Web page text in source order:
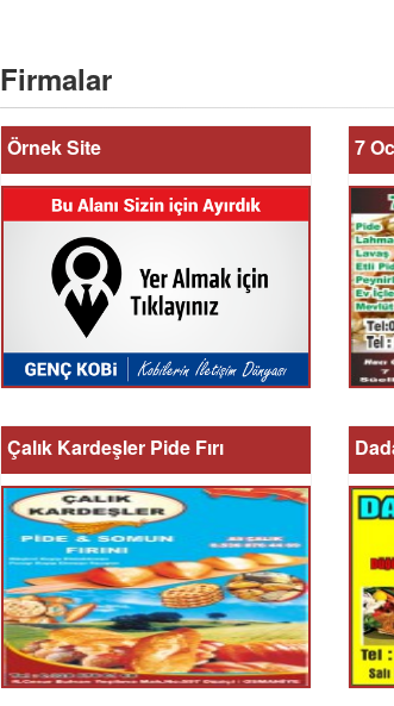
Firmalar
Örnek Site 7
Çalık Kardeşler Pide Fırı